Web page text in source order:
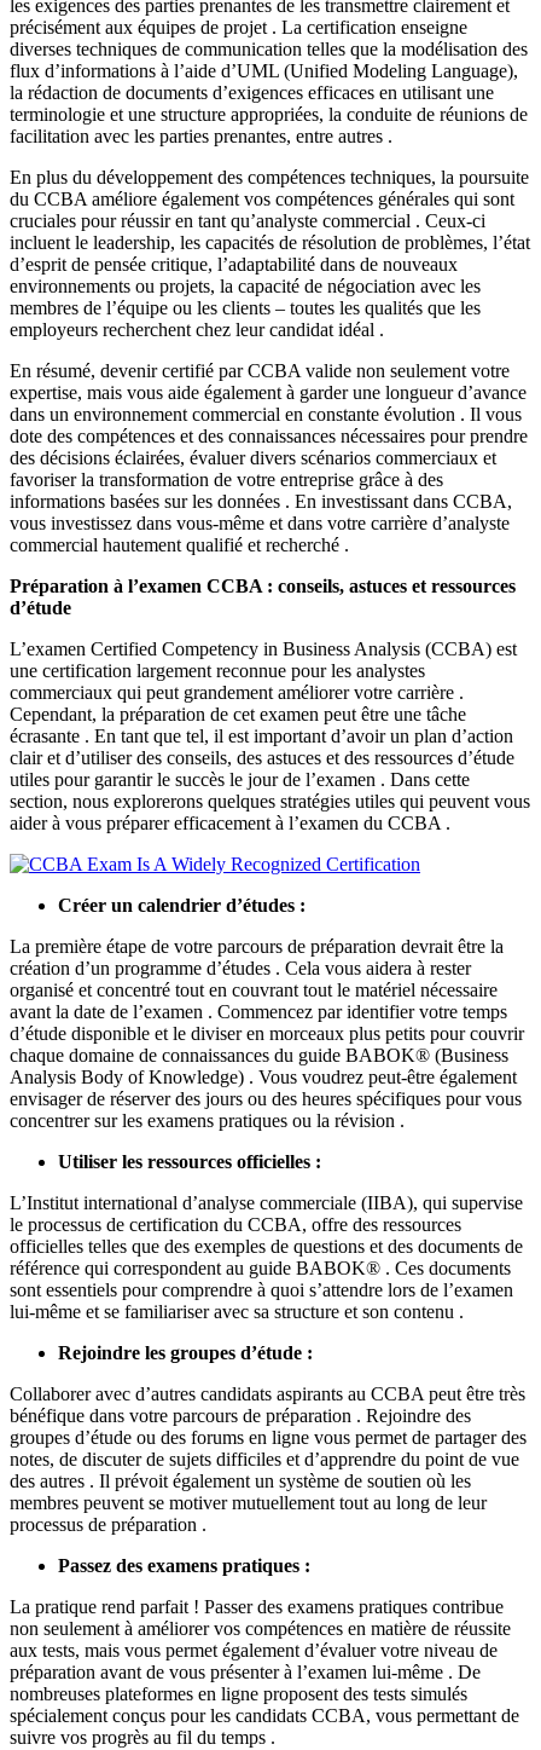
les exigences des parties prenantes de les transmettre clairement et
précisément aux équipes de projet . La certification enseigne
diverses techniques de communication telles que la modélisation des
flux d’informations à l’aide d’UML (Unified Modeling Language),
la rédaction de documents d’exigences efficaces en utilisant une
terminologie et une structure appropriées, la conduite de réunions de
facilitation avec les parties prenantes, entre autres .
En plus du développement des compétences techniques, la poursuite
du CCBA améliore également vos compétences générales qui sont
cruciales pour réussir en tant qu’analyste commercial . Ceux-ci
incluent le leadership, les capacités de résolution de problèmes, l’état
d’esprit de pensée critique, l’adaptabilité dans de nouveaux
environnements ou projets, la capacité de négociation avec les
membres de l’équipe ou les clients – toutes les qualités que les
employeurs recherchent chez leur candidat idéal .
En résumé, devenir certifié par CCBA valide non seulement votre
expertise, mais vous aide également à garder une longueur d’avance
dans un environnement commercial en constante évolution . Il vous
dote des compétences et des connaissances nécessaires pour prendre
des décisions éclairées, évaluer divers scénarios commerciaux et
favoriser la transformation de votre entreprise grâce à des
informations basées sur les données . En investissant dans CCBA,
vous investissez dans vous-même et dans votre carrière d’analyste
commercial hautement qualifié et recherché .
Préparation à l’examen CCBA : conseils, astuces et ressources
d’étude
L’examen Certified Competency in Business Analysis (CCBA) est
une certification largement reconnue pour les analystes
commerciaux qui peut grandement améliorer votre carrière .
Cependant, la préparation de cet examen peut être une tâche
écrasante . En tant que tel, il est important d’avoir un plan d’action
clair et d’utiliser des conseils, des astuces et des ressources d’étude
utiles pour garantir le succès le jour de l’examen . Dans cette
section, nous explorerons quelques stratégies utiles qui peuvent vous
aider à vous préparer efficacement à l’examen du CCBA .
Créer un calendrier d’études :
La première étape de votre parcours de préparation devrait être la
création d’un programme d’études . Cela vous aidera à rester
organisé et concentré tout en couvrant tout le matériel nécessaire
avant la date de l’examen . Commencez par identifier votre temps
d’étude disponible et le diviser en morceaux plus petits pour couvrir
chaque domaine de connaissances du guide BABOK® (Business
Analysis Body of Knowledge) . Vous voudrez peut-être également
envisager de réserver des jours ou des heures spécifiques pour vous
concentrer sur les examens pratiques ou la révision .
Utiliser les ressources officielles :
L’Institut international d’analyse commerciale (IIBA), qui supervise
le processus de certification du CCBA, offre des ressources
officielles telles que des exemples de questions et des documents de
référence qui correspondent au guide BABOK® . Ces documents
sont essentiels pour comprendre à quoi s’attendre lors de l’examen
lui-même et se familiariser avec sa structure et son contenu .
Rejoindre les groupes d’étude :
Collaborer avec d’autres candidats aspirants au CCBA peut être très
bénéfique dans votre parcours de préparation . Rejoindre des
groupes d’étude ou des forums en ligne vous permet de partager des
notes, de discuter de sujets difficiles et d’apprendre du point de vue
des autres . Il prévoit également un système de soutien où les
membres peuvent se motiver mutuellement tout au long de leur
processus de préparation .
Passez des examens pratiques :
La pratique rend parfait ! Passer des examens pratiques contribue
non seulement à améliorer vos compétences en matière de réussite
aux tests, mais vous permet également d’évaluer votre niveau de
préparation avant de vous présenter à l’examen lui-même . De
nombreuses plateformes en ligne proposent des tests simulés
spécialement conçus pour les candidats CCBA, vous permettant de
suivre vos progrès au fil du temps .